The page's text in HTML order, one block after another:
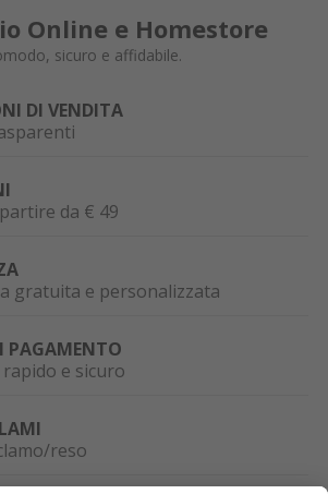
Online e Homestore
sicuro e affidabile.
DI VENDITA
da € 49
gratuita e personalizzata
PAGAMENTO
e sicuro
reso